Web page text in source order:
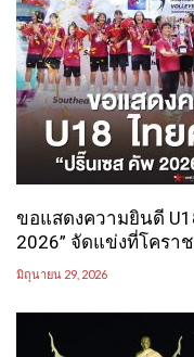
ขอแสดงความยินดี
2026” จัดแข่งที่โคราช
มิถุนายน 29, 2026